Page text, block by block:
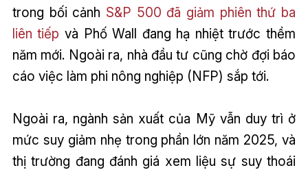
trong bối cảnh S&P 500 đã giảm phiên thứ ba
liên tiếp và Phố Wall đang hạ nhiệt trước thềm
năm mới. Ngoài ra, nhà đầu tư cũng chờ đợi báo
cáo việc làm phi nông nghiệp (NFP) sắp tới.
Ngoài ra, ngành sản xuất của Mỹ vẫn duy trì ở
mức suy giảm nhẹ trong phần lớn năm 2025, và
thị trường đang đánh giá xem liệu sự suy thoái